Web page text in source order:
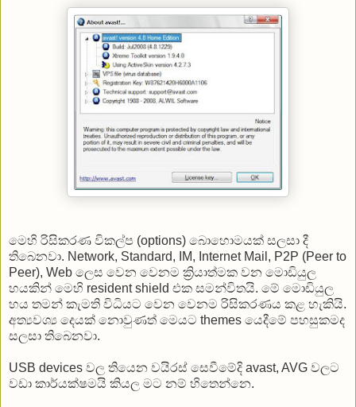
මෙහි රිසිකරණ විකල්ප (options) බොහොමයක් සලසා දී
තිබෙනවා. Network, Standard, IM, Internet Mail, P2P (Peer to
Peer), Web ලෙස වෙන වෙනම ක්‍රියාත්මක වන මොඩියුල
හයකින් මෙහි resident shield එක සමන්විතයි. මේ මොඩියුල
හය තමන් කැමති විධියට වෙන වෙනම රිසිකරණය කළ හැකියි.
අත්‍යවශ්‍ය දෙයක් නොවුණත් මෙයට themes යෙදීමේ පහසුකමද
සලසා තිබෙනවා.
USB devices වල තියෙන වයිරස් සෙවීමේදි avast, AVG වලට
වඩා කාර්යක්ෂමයි කියල මට නම් හිතෙන්නෙ.